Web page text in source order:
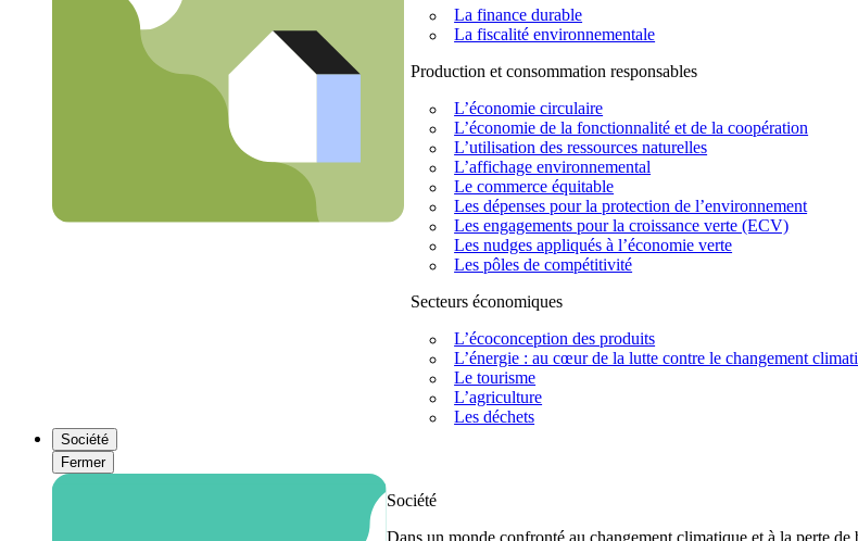
La finance durable
La fiscalité environnementale
Production et consommation responsables
L’économie circulaire
L’économie de la fonctionnalité et de la coopération
L’utilisation des ressources naturelles
L’affichage environnemental
Le commerce équitable
Les dépenses pour la protection de l’environnement
Les engagements pour la croissance verte (ECV)
Les nudges appliqués à l’économie verte
Les pôles de compétitivité
Secteurs économiques
L’écoconception des produits
L’énergie : au cœur de la lutte contre le changement
Le tourisme
L’agriculture
Les déchets
Société
Fermer
Société
Dans un monde confronté au changement climatique et à la perte